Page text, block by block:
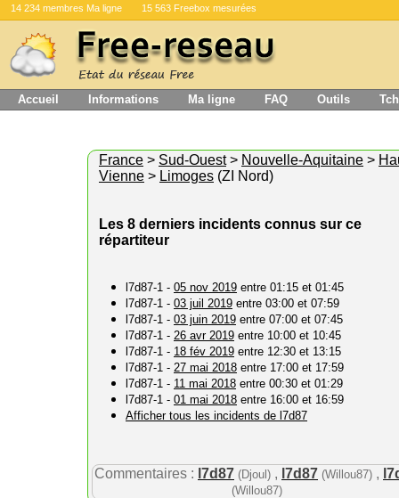
14 234 membres Ma ligne 15 563 Freebox mesurées
Accueil Informations Ma ligne FAQ Outils
France > Sud-Ouest> Nouvelle-Aquitaine >
Vienne > Limoges (ZI Nord)
Les 8 derniers incidents connus sur ce
répartiteur
l7d87-1 - 05 nov 2019 entre 01:15 et 01:45
l7d87-1 - 03 juil 2019 entre 03:00 et 07:59
l7d87-1 - 03 juin 2019 entre 07:00 et 07:45
l7d87-1 - 26 avr 2019 entre 10:00 et 10:45
l7d87-1 - 18 fév 2019 entre 12:30 et 13:15
l7d87-1 - 27 mai 2018 entre 17:00 et 17:59
l7d87-1 - 11 mai 2018 entre 00:30 et 01:29
l7d87-1 - 01 mai 2018 entre 16:00 et 16:59
Afficher tous les incidents de l7d87
Commentaires : l7d87 (Djoul) , l7d87 (Willou87) ,
(Willou87)